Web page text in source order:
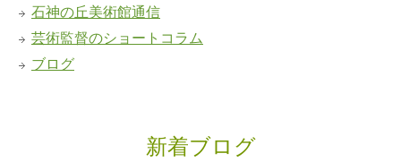
石神の丘美術館通信
芸術監督のショートコラム
ブログ
新着ブログ